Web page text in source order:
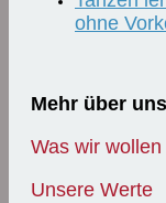
ohne
Mehr über uns
Was wir wollen
Unsere Werte